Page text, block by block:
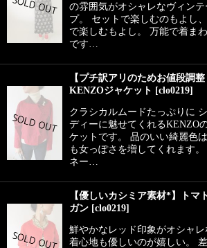
の雰囲気がオシャレなヴィン
プ。 セットで楽しむのもよし
で楽しむもよし。 万能で着ま
です…
【プチ訳アリのためお値段調整
KENZOジャケット [clo0219]
クラシカルムードたっぷりに
ディーに魅せてくれるKENZO
ケットです。 品のいい綺麗色
も女っぽさを増してくれます
ネー…
【優しいカシミア素材*】トマ
ガン [clo0219]
鮮やかなレッド印象がオシャレ
着心地も優しいのが嬉しい。